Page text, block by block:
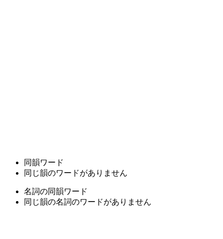
同韻ワード
同じ韻のワードがありません
名詞の同韻ワード
同じ韻の名詞のワードがありません